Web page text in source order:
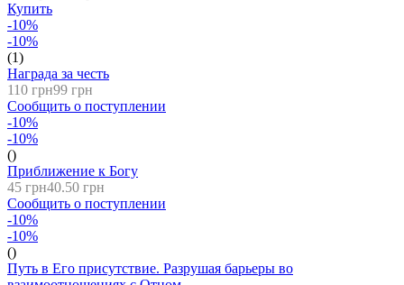
Купить
-10%
-10%
(1)
Награда за честь
110 грн99 грн
Сообщить о поступлении
-10%
-10%
()
Приближение к Богу
45 грн40.50 грн
Сообщить о поступлении
-10%
-10%
()
Путь в Его присутствие. Разрушая барьеры во